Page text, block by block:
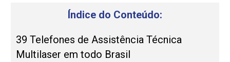
Índice do Conteúdo:
39 Telefones de Assistência Técnica
Multilaser em todo Brasil